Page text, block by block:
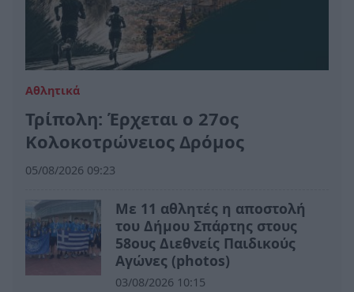
Αθλητικά
Τρίπολη: Έρχεται ο 27ος
Κολοκοτρώνειος Δρόμος
05/08/2026 09:23
Με 11 αθλητές η αποστολή
του Δήμου Σπάρτης στους
58ους Διεθνείς Παιδικούς
Αγώνες (photos)
03/08/2026 10:15